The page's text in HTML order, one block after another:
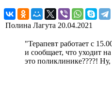
Полина Лагута 20.04.2021
"Терапевт работает с
и сообщает, что
это поликлинике????! Ну,